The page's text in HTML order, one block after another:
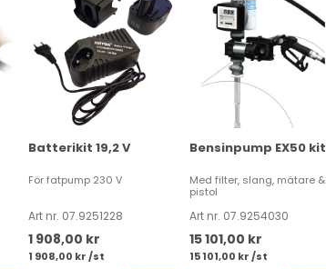
Batterikit 19,2 V
För fatpump 230 V
Art nr. 07.9251228
1 908,00 kr
1 908,00 kr /st
Bensinpump EX50 kit
Med filter, slang, mätare &
pistol
Art nr. 07.9254030
15 101,00 kr
15 101,00 kr /st